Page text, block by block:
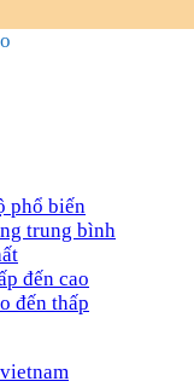
phổ biến
trung bình
đến cao
đến thấp